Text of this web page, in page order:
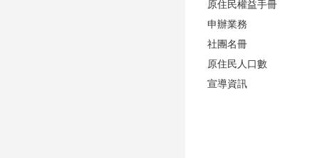
原住民權益手冊
申辦業務
社團名冊
原住民人口數
宣導資訊